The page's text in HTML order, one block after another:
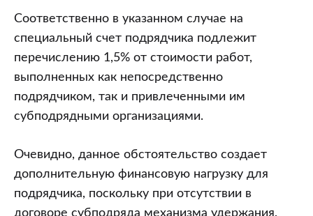
Соответственно в указанном случае на
специальный счет подрядчика подлежит
перечислению 1,5% от стоимости работ,
выполненных как непосредственно
подрядчиком, так и привлеченными им
субподрядными организациями.
Очевидно, данное обстоятельство создает
дополнительную финансовую нагрузку для
подрядчика, поскольку при отсутствии в
договоре субподряда механизма удержания,